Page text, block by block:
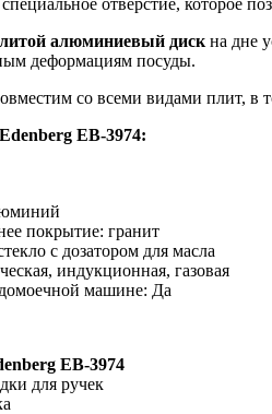
алюминиевый диск на дне
деформациям посуды.
со всеми видами плит,
EB-3974:
покрытие: гранит
с дозатором для масла
индукционная, газовая
машине: Да
EB-3974
для ручек